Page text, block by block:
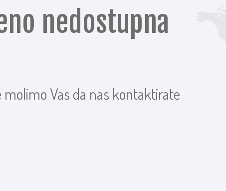
nedostupna
Vas da nas kontaktirate